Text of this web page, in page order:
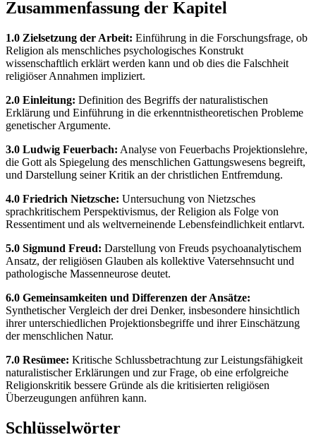
Zusammenfassung der Kapitel
1.0 Zielsetzung der Arbeit: Einführung in die Forschungsfrage, ob
Religion als menschliches psychologisches Konstrukt
wissenschaftlich erklärt werden kann und ob dies die Falschheit
religiöser Annahmen impliziert.
2.0 Einleitung: Definition des Begriffs der naturalistischen
Erklärung und Einführung in die erkenntnistheoretischen Probleme
genetischer Argumente.
3.0 Ludwig Feuerbach: Analyse von Feuerbachs Projektionslehre,
die Gott als Spiegelung des menschlichen Gattungswesens begreift,
und Darstellung seiner Kritik an der christlichen Entfremdung.
4.0 Friedrich Nietzsche: Untersuchung von Nietzsches
sprachkritischem Perspektivismus, der Religion als Folge von
Ressentiment und als weltverneinende Lebensfeindlichkeit entlarvt.
5.0 Sigmund Freud: Darstellung von Freuds psychoanalytischem
Ansatz, der religiösen Glauben als kollektive Vatersehnsucht und
pathologische Massenneurose deutet.
6.0 Gemeinsamkeiten und Differenzen der Ansätze:
Synthetischer Vergleich der drei Denker, insbesondere hinsichtlich
ihrer unterschiedlichen Projektionsbegriffe und ihrer Einschätzung
der menschlichen Natur.
7.0 Resümee: Kritische Schlussbetrachtung zur Leistungsfähigkeit
naturalistischer Erklärungen und zur Frage, ob eine erfolgreiche
Religionskritik bessere Gründe als die kritisierten religiösen
Überzeugungen anführen kann.
Schlüsselwörter